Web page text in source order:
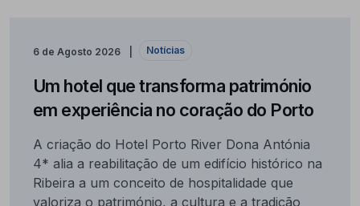
6 de Agosto 2026 Notícias
Um hotel que transforma património
em experiência no coração do Porto
A criação do Hotel Porto River Dona Antónia
4* alia a reabilitação de um edifício histórico na
Ribeira a um conceito de hospitalidade que
valoriza o património, a cultura e a tradição